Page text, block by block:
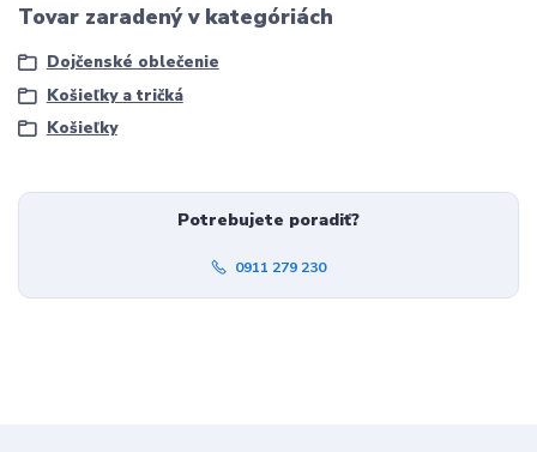
Tovar zaradený v kategóriách
Dojčenské oblečenie
Košieľky a tričká
Košieľky
Potrebujete poradiť?
0911 279 230